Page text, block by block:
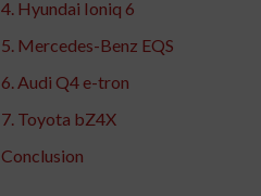
4. Hyundai Ioniq 6
5. Mercedes-Benz EQS
6. Audi Q4 e-tron
7. Toyota bZ4X
Conclusion